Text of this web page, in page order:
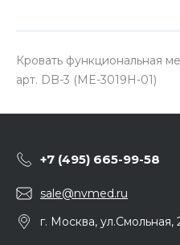
Кровать функциональная
арт. DB-3 (ME-3019H-01)
+7 (495) 665-99-58
sale@nvmed.ru
г. Москва, ул.Смольная,